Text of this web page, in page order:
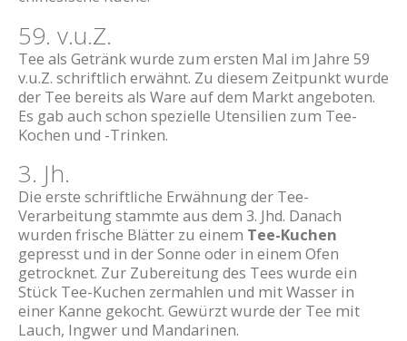
59. v.u.Z.
Tee als Getränk wurde zum ersten Mal im Jahre 59
v.u.Z. schriftlich erwähnt. Zu diesem Zeitpunkt wurde
der Tee bereits als Ware auf dem Markt angeboten.
Es gab auch schon spezielle Utensilien zum Tee-
Kochen und -Trinken.
3. Jh.
Die erste schriftliche Erwähnung der Tee-
Verarbeitung stammte aus dem 3. Jhd. Danach
wurden frische Blätter zu einem Tee-Kuchen
gepresst und in der Sonne oder in einem Ofen
getrocknet. Zur Zubereitung des Tees wurde ein
Stück Tee-Kuchen zermahlen und mit Wasser in
einer Kanne gekocht. Gewürzt wurde der Tee mit
Lauch, Ingwer und Mandarinen.